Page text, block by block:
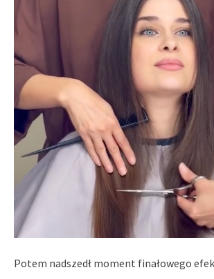
Potem nadszedł moment finałowego